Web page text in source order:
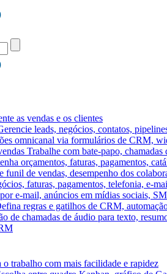
as vendas e os clientes
leads, negócios, contatos,
omnicanal via formulários de CRM,
Trabalhe com bate-papo,
orçamentos, faturas, pagamentos,
funil de vendas, desempenho dos
faturas, pagamentos, telefonia, e-
e-mail, anúncios em mídias sociais,
regras e gatilhos de CRM,
de chamadas de áudio para texto,
o trabalho com mais facilidade e rapidez